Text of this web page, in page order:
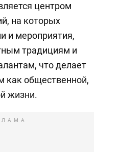
центром
на которых
и мероприятия,
традициям и
что делает
как общественной,
жизни.